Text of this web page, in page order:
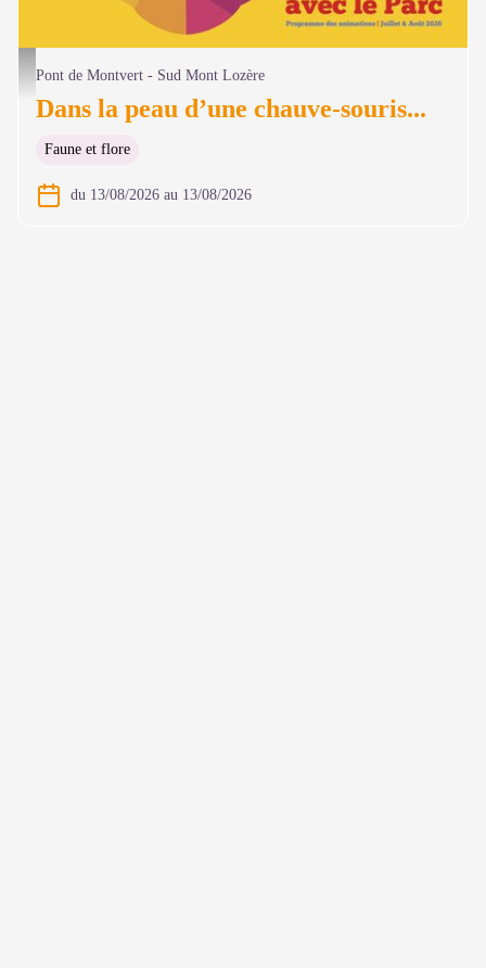
@ Olivier Prohin
Pont de Montvert - Sud Mont Lozère
Dans la peau d’une chauve-souris...
Faune et flore
du 13/08/2026 au 13/08/2026